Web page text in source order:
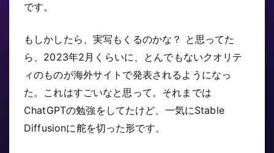
です。
もしかしたら、実写もくるのかな？ と思ってた
ら、2023年2月くらいに、とんでもないクオリテ
ィのものが海外サイトで発表されるようになっ
た。これはすごいなと思って。それまでは
ChatGPTの勉強をしてたけど、一気にStable
Diffusionに舵を切った形です。